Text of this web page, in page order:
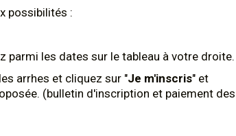
possibilités :
parmi les dates sur le tableau à votre droite.
arrhes et cliquez sur "Je m'inscris" et
(bulletin d'inscription et paiement des